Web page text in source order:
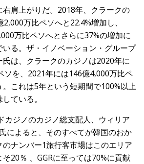
肩上がりだ。2018年、クラークの
万比ペソへと22.4%増加し、
万比ペソへとさらに37%の増加に
る。ザ・イノベーション・グループ
は、クラークのカジノは2020年に
ソを、2021年には146億4,000万比ペ
。これは5年という短期間で100%以上
ている。
カジノのカジノ総支配人、ウィリア
によると、そのすべてが韓国のおか
ナンバー1旅行客市場はこのエリア
20％ 、GGRに至っては70%に貢献